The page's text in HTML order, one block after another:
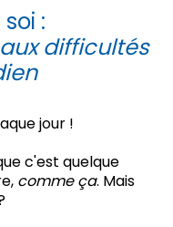
:
difficultés
jour !
c'est quelque
comme ça. Mais